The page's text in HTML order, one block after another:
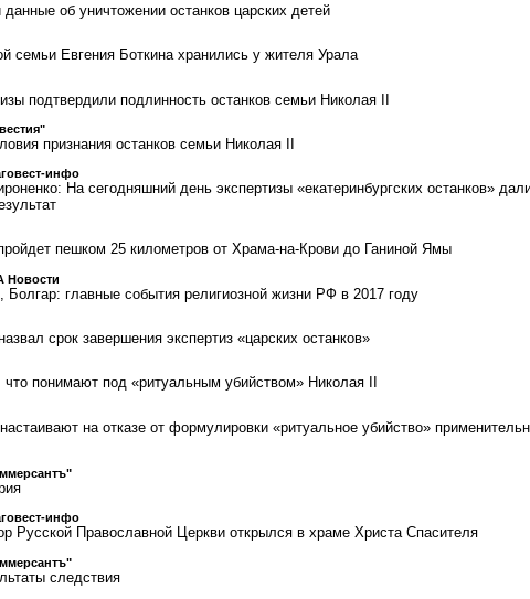
об уничтожении останков царских детей
семьи Евгения Боткина хранились у жителя Урала
подтвердили подлинность останков семьи Николая II
признания останков семьи Николая II
инфо
На сегодняшний день экспертизы «екатеринбургских останков»
пешком 25 километров от Храма-на-Крови до Ганиной Ямы
Новости
Болгар: главные события религиозной жизни РФ в 2017 году
срок завершения экспертиз «царских останков»
понимают под «ритуальным убийством» Николая II
на отказе от формулировки «ритуальное убийство»
инфо
Русской Православной Церкви открылся в храме Христа Спасителя
следствия